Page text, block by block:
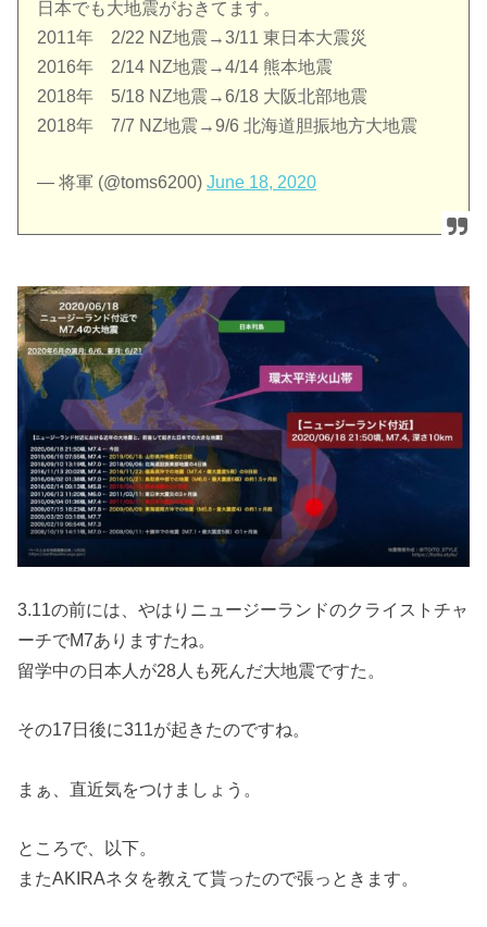
日本でも大地震がおきてます。
2011年 2/22 NZ地震→3/11 東日本大震災
2016年 2/14 NZ地震→4/14 熊本地震
2018年 5/18 NZ地震→6/18 大阪北部地震
2018年 7/7 NZ地震→9/6 北海道胆振地方大地震
— 将軍 (@toms6200)June 18, 2020
3.11の前には、やはりニュージーランドのクライストチャ
ーチでM7ありますたね。
留学中の日本人が28人も死んだ大地震ですた。
その17日後に311が起きたのですね。
まぁ、直近気をつけましょう。
ところで、以下。
またAKIRAネタを教えて貰ったので張っときます。